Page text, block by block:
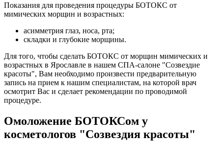
Показания для проведения процедуры БОТОКС от
мимических морщин и возрастных:
асимметрия глаз, носа, рта;
складки и глубокие морщины.
Для того, чтобы сделать БОТОКС от морщин мимических и
возрастных в Ярославле в нашем СПА-салоне "Созвездие
красоты", Вам необходимо произвести предварительную
запись на прием к нашим специалистам, на которой врач
осмотрит Вас и сделает рекомендации по проводимой
процедуре.
Омоложение БОТОКСом у
косметологов "Созвездия красоты"